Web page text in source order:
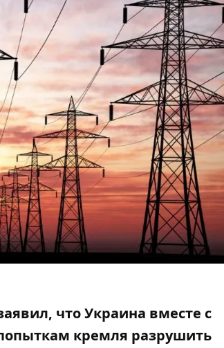
что Украина вместе с
кремля разрушить